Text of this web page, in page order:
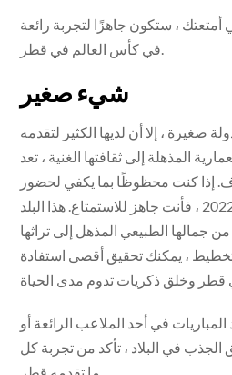
، ستكون جاهزًا لتجربة رائعة
شيء صغير
، إلا أن لديها الكثير لتقدمه
المذهلة إلى ثقافتها الغنية ، تعد
إذا كنت محظوظًا بما يكفي لحضور
كأس العالم في قطر عام 2022 ، فأنت جاهز للاستمتاع. هذا البلد
من جمالها الطبيعي المذهل إلى تراثها
، يمكنك تحقيق أقصى استفادة
في أحد الملاعب الرائعة أو
في البلاد ، تأكد من تجربة كل